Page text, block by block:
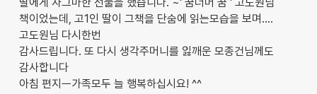
책이었는데, 고1인 딸이 그책을 단숨에 읽는모습을 보며....
고도원님 다시한번
감사드립니다. 또 다시 생각주머니를 잃깨운 모종건님께도
감사합니다
아침 편지ㅡ가족모두 늘 행복하십시요! ^^